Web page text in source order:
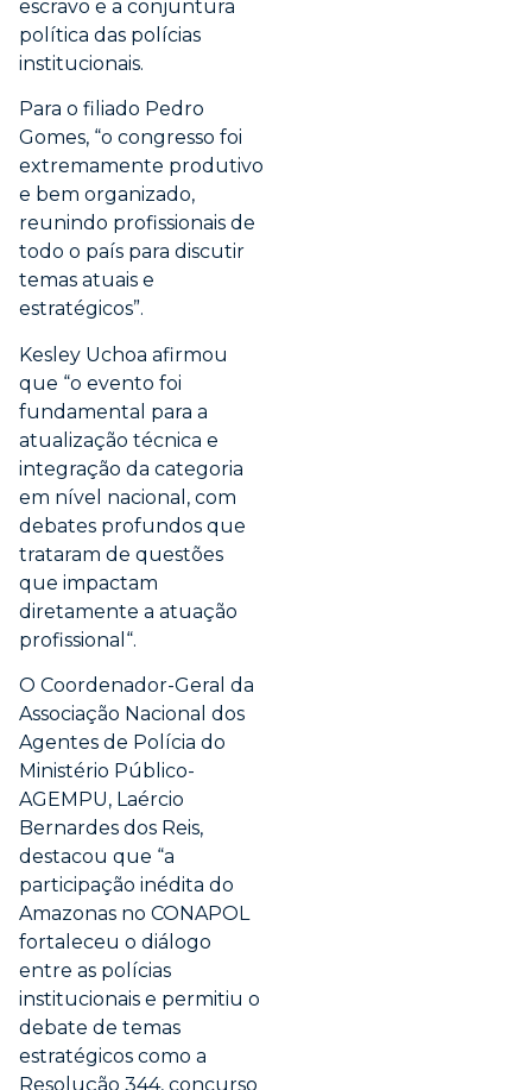
escravo e a conjuntura
política das polícias
institucionais.
Para o filiado Pedro
Gomes, “o congresso foi
extremamente produtivo
e bem organizado,
reunindo profissionais de
todo o país para discutir
temas atuais e
estratégicos”.
Kesley Uchoa afirmou
que “o evento foi
fundamental para a
atualização técnica e
integração da categoria
em nível nacional, com
debates profundos que
trataram de questões
que impactam
diretamente a atuação
profissional“.
O Coordenador-Geral da
Associação Nacional dos
Agentes de Polícia do
Ministério Público-
AGEMPU, Laércio
Bernardes dos Reis,
destacou que “a
participação inédita do
Amazonas no CONAPOL
fortaleceu o diálogo
entre as polícias
institucionais e permitiu o
debate de temas
estratégicos como a
Resolução 344, concurso